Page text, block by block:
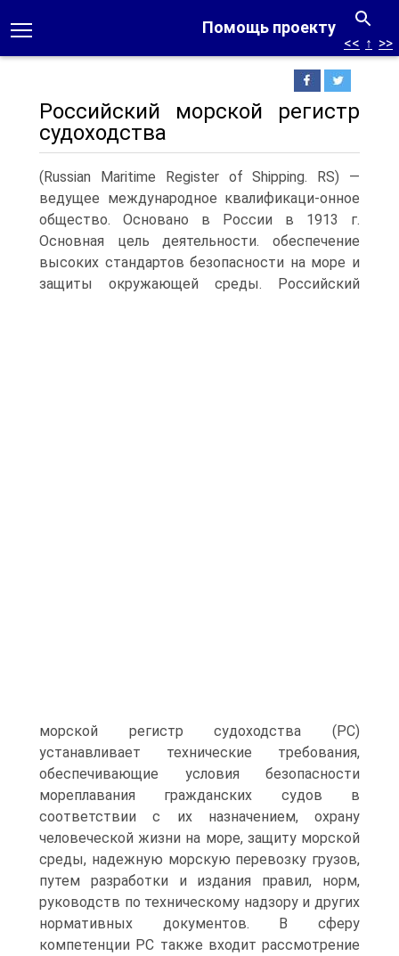
Помощь проекту
<< ↑ >>
Российский морской регистр
судоходства
(Russian Maritime Register of Shipping. RS) —
ведущее международное квалификаци-онное
общество. Основано в России в 1913 г.
Основная цель деятельности. обеспечение
высоких стандартов безопасности на море и
защиты окружающей среды. Российский
морской регистр судоходства (PC)
устанавливает технические требования,
обеспечивающие условия безопасности
мореплавания гражданских судов в
соответствии с их назначением, охрану
человеческой жизни на море, защиту морской
среды, надежную морскую перевозку грузов,
путем разработки и издания правил, норм,
руководств по техническому надзору и других
нормативных документов. В сферу
компетенции PC также входит рассмотрение